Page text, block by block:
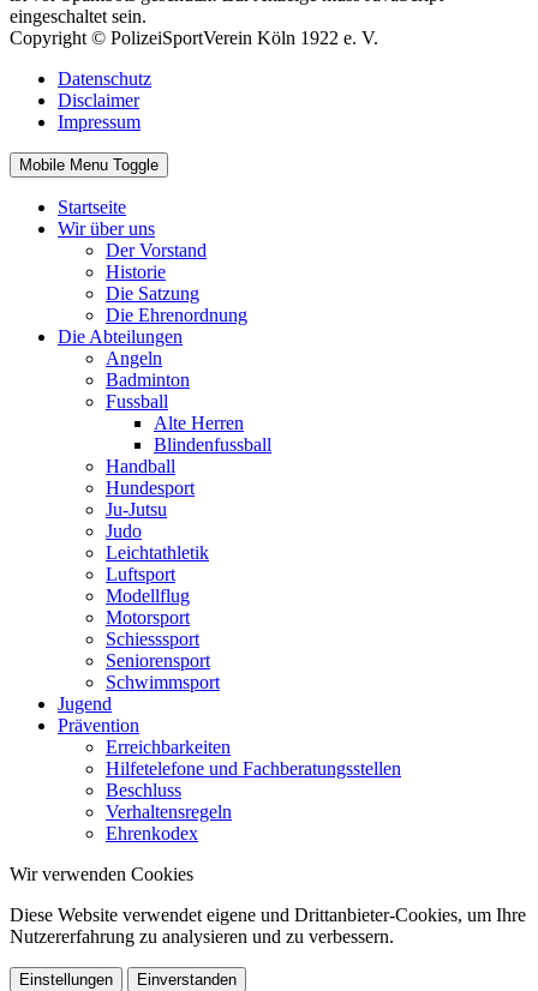
eingeschaltet sein.
Copyright © PolizeiSportVerein Köln 1922 e. V.
Datenschutz
Disclaimer
Impressum
Mobile Menu Toggle
Startseite
Wir über uns
Der Vorstand
Historie
Die Satzung
Die Ehrenordnung
Die Abteilungen
Angeln
Badminton
Fussball
Alte Herren
Blindenfussball
Handball
Hundesport
Ju-Jutsu
Judo
Leichtathletik
Luftsport
Modellflug
Motorsport
Schiesssport
Seniorensport
Schwimmsport
Jugend
Prävention
Erreichbarkeiten
Hilfetelefone und Fachberatungsstellen
Beschluss
Verhaltensregeln
Ehrenkodex
Wir verwenden Cookies
Diese Website verwendet eigene und Drittanbieter-Cookies, um Ihre
Nutzererfahrung zu analysieren und zu verbessern.
Einstellungen Einverstanden